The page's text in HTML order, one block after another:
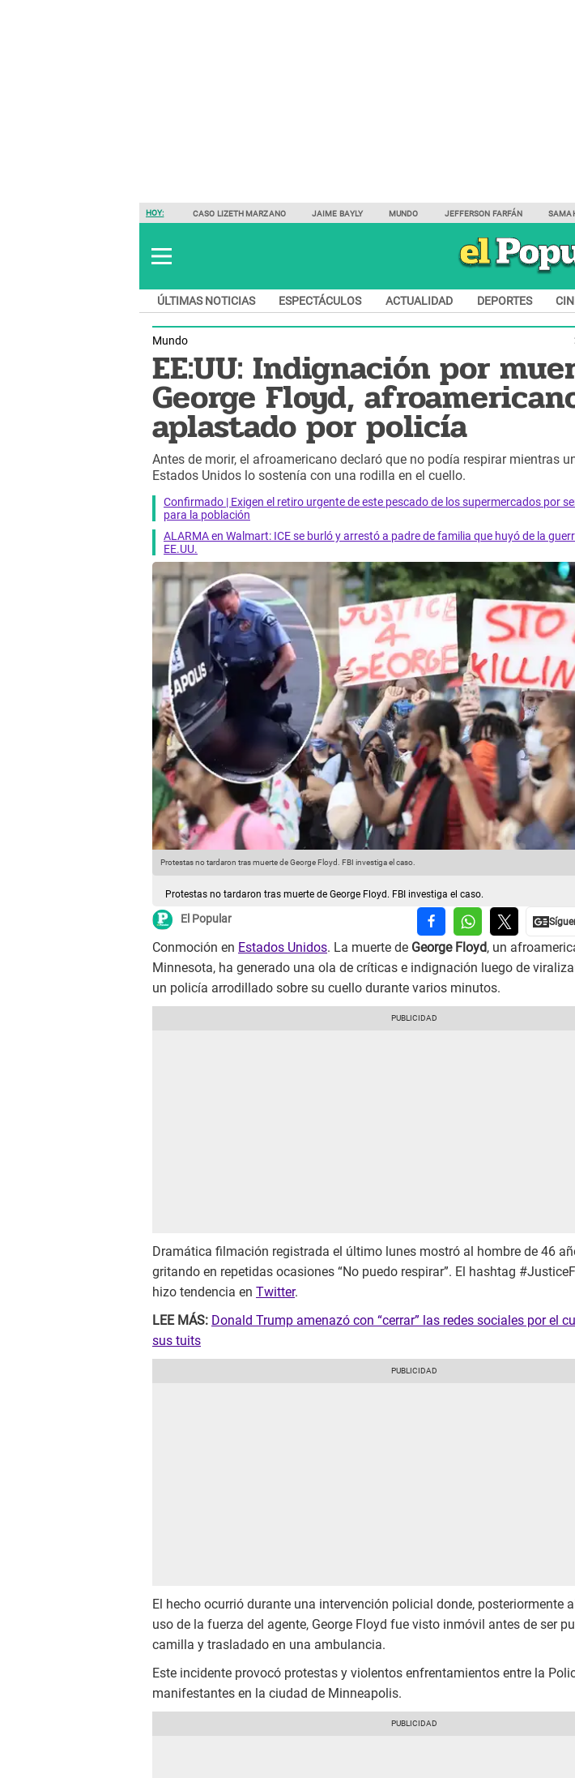
HOY: CASO LIZETH MARZANO JAIME BAYLY MUNDO JEFFERSON FARFÁN
ÚLTIMAS NOTICIAS ESPECTÁCULOS ACTUALIDAD DEPORTES
Mundo
EE:UU: Indignación por
George Floyd,
aplastado por policía
Antes de morir, el afroamericano declaró que no podía respirar mientras
Estados Unidos lo sostenía con una rodilla en el cuello.
Confirmado | Exigen el retiro urgente de este pescado de los supermercados por
para la población
ALARMA en Walmart: ICE se burló y arrestó a padre de familia que huyó de la
EE.UU.
Protestas no tardaron tras muerte de George Floyd. FBI investiga el caso.
Protestas no tardaron tras muerte de George Floyd. FBI investiga el caso.
El Popular
Conmoción en Estados Unidos. La muerte de George Floyd, un
Minnesota, ha generado una ola de críticas e indignación luego de
un policía arrodillado sobre su cuello durante varios minutos.
Dramática filmación registrada el último lunes mostró al hombre de 46
gritando en repetidas ocasiones “No puedo respirar”. El hashtag
hizo tendencia en Twitter.
LEE MÁS: Donald Trump amenazó con “cerrar” las redes sociales por el
sus tuits
El hecho ocurrió durante una intervención policial donde, posteriormente
uso de la fuerza del agente, George Floyd fue visto inmóvil antes de ser
camilla y trasladado en una ambulancia.
Este incidente provocó protestas y violentos enfrentamientos entre la
manifestantes en la ciudad de Minneapolis.